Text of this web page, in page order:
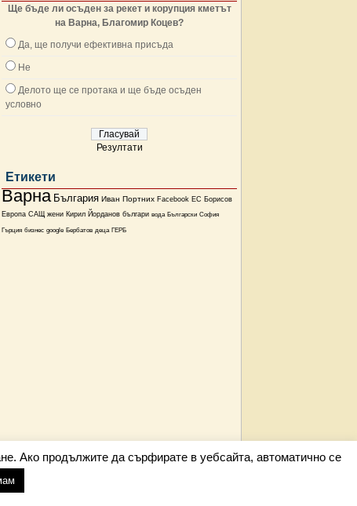
Ще бъде ли осъден за рекет и корупция кметът
на Варна, Благомир Коцев?
Да, ще получи ефективна присъда
Не
Делото ще се протака и ще бъде осъден
условно
Резултати
Етикети
Варна България Иван Портних Facebook ЕС Борисов
Европа САЩ жени Кирил Йорданов българи вода Български София
Гърция бизнес google Бербатов деца ГЕРБ
Ако продължите да сърфирате в уебсайта, автоматично се